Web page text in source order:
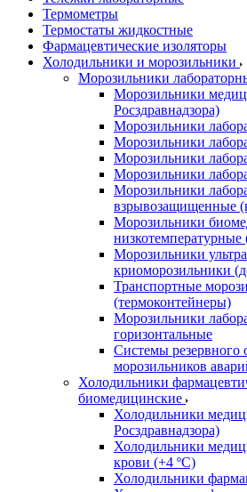
Термометры
Термостаты жидкостные
Фармацевтические изоляторы
Холодильники и морозильники
Морозильники
Морозильники
Росздравнадзора)
Морозильники
Морозильники
Морозильники
Морозильники
Морозильники
взрывозащищенные
Морозильники
низкотемпературные
Морозильники
криоморозильники
Транспортные
(термоконтейнеры)
Морозильники
горизонтальные
Системы резервного
морозильников
Холодильники
биомедицинские
Холодильники
Росздравнадзора)
Холодильники
крови (+4 ºС)
Холодильники